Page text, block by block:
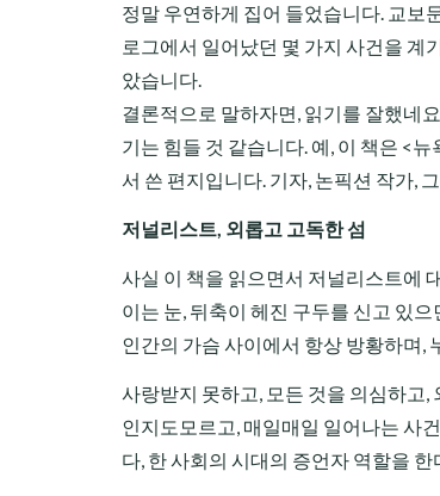
정말 우연하게 집어 들었습니다. 교보
로그에서 일어났던 몇 가지 사건을 계
았습니다.
결론적으로 말하자면, 읽기를 잘했네
기는 힘들 것 같습니다. 예, 이 책은 <
서 쓴 편지입니다. 기자, 논픽션 작가,
저널리스트, 외롭고 고독한 섬
사실 이 책을 읽으면서 저널리스트에
이는 눈, 뒤축이 헤진 구두를 신고 있
인간의 가슴 사이에서 항상 방황하며,
사랑받지 못하고, 모든 것을 의심하고
인지도모르고, 매일매일 일어나는 사
다, 한 사회의 시대의 증언자 역할을